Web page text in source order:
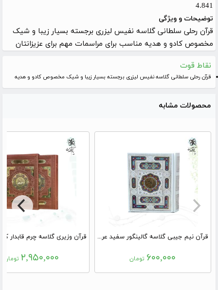
4.841
توضیحات و ویژگی
قرآن رحلی سلطانی گلاسه نفیس لیزری برجسته بسیار زیبا و شیک
مخصوص کادو و هدیه مناسب برای مراسمات مهم برای عزیزانتان
نقاط قوت
قرآن رحلی سلطانی گلاسه نفیس لیزری برجسته بسیار زیبا و شیک مخصوص کادو و هدیه
محصولات مشابه
قرآن نیم جیبی گلاسه گالینگور سفید عروس جعبه دار پلاک رنگی نفیس
۶۰۰,۰۰۰ تومان ۲,۹۵۰,۰۰۰ تومان